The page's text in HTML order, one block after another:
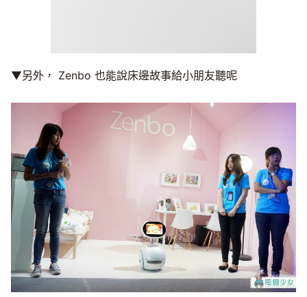
▼另外， Zenbo 也能說床邊故事給小朋友聽呢